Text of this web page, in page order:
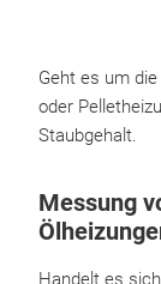
Geht es um
oder
Staubgehalt.
Messung
Handelt es